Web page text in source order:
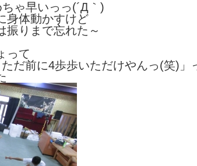
ゃ早いっっ(´Д｀)
身体動かすけど
振りまで忘れた～
って
だ前に4歩歩いただけやんっ(笑)」